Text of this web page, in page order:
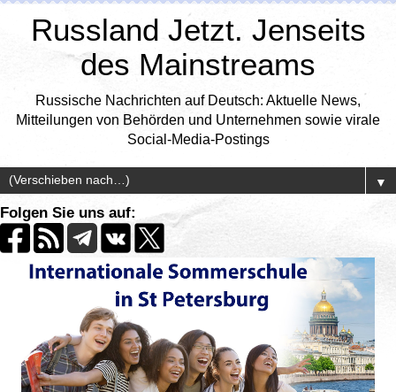
Russland Jetzt. Jenseits
des Mainstreams
Russische Nachrichten auf Deutsch: Aktuelle News,
Mitteilungen von Behörden und Unternehmen sowie virale
Social-Media-Postings
▼
Folgen Sie uns auf: